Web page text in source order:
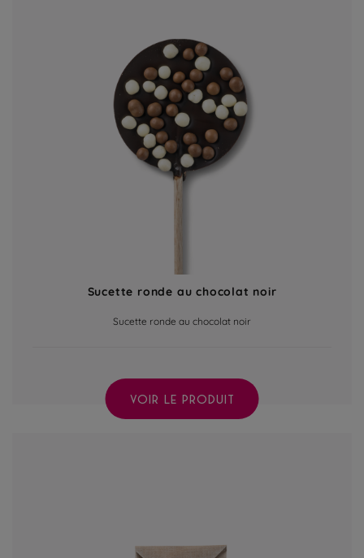
Sucette ronde au chocolat noir
Sucette ronde au chocolat noir
VOIR LE PRODUIT